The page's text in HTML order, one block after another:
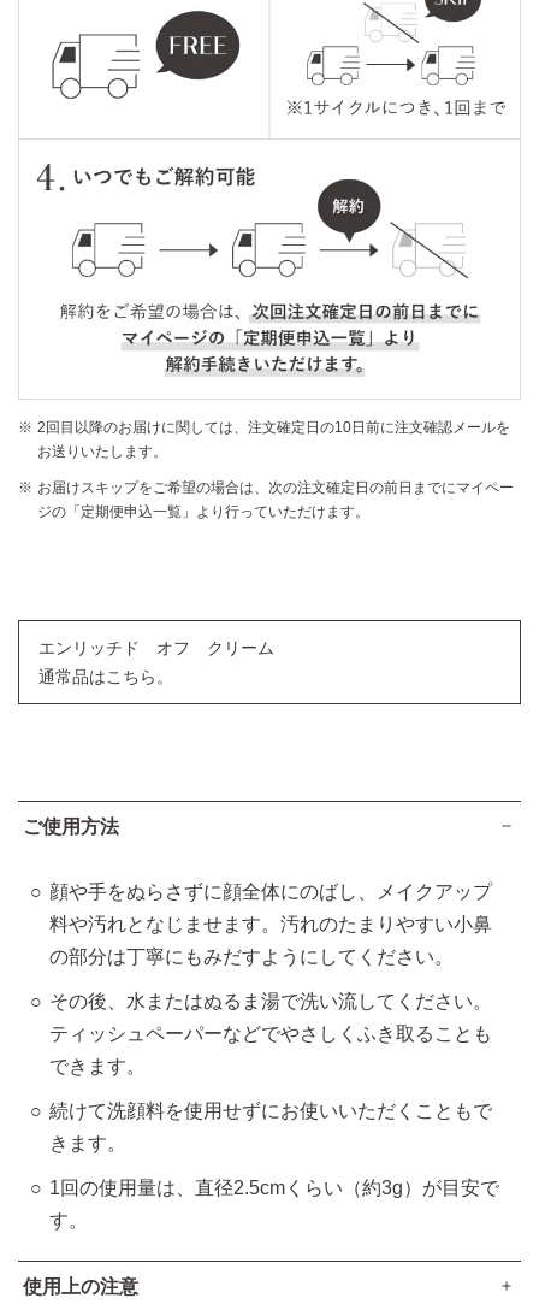
2回目以降のお届けに関しては、注文確定日の10日前に注文確認メールを
お送りいたします。
お届けスキップをご希望の場合は、次の注文確定日の前日までにマイペー
ジの「定期便申込一覧」より行っていただけます。
エンリッチド オフ クリーム
通常品はこちら。
ご使用方法
顔や手をぬらさずに顔全体にのばし、メイクアップ
料や汚れとなじませます。汚れのたまりやすい小鼻
の部分は丁寧にもみだすようにしてください。
その後、水またはぬるま湯で洗い流してください。
ティッシュペーパーなどでやさしくふき取ることも
できます。
続けて洗顔料を使用せずにお使いいただくこともで
きます。
1回の使用量は、直径2.5cmくらい（約3g）が目安で
す。
使用上の注意